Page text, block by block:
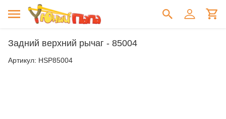
Задний верхний рычаг - 85004
Артикул: HSP85004